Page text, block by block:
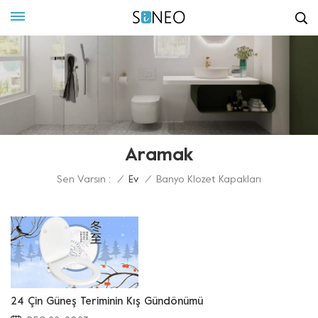
Aramak
Sen Varsın : / Ev / Banyo Klozet Kapakları
24 Çin Güneş Teriminin Kış Gündönümü